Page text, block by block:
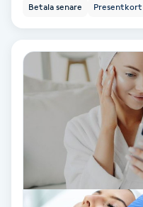
Trådning
Träning
Tvätt & Fön
Vaccination
Vampyrbehandling
Betala senare Presentkort